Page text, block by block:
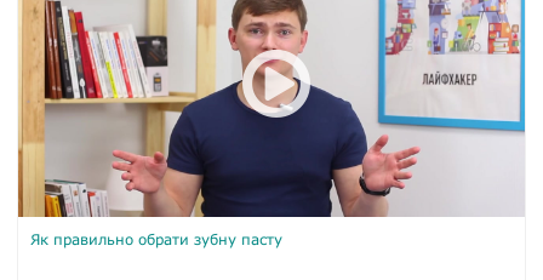
Як правильно обрати зубну пасту